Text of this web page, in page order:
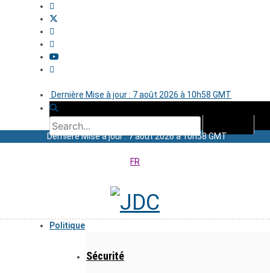
Dernière Mise à jour : 7 août 2026 à 10h58 GMT
Dernière Mise à jour : 7 août 2026 à 10h58 GMT
FR
Politique
Sécurité